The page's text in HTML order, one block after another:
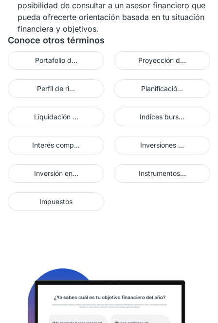
posibilidad de consultar a un asesor financiero que
pueda ofrecerte orientación basada en tu situación
financiera y objetivos.
Conoce otros términos
Portafolio d... Proyección d...
Perfil de ri... Planificació...
Liquidación ... Indices burs...
Interés comp... Inversiones ...
Inversión en... Instrumentos...
Impuestos